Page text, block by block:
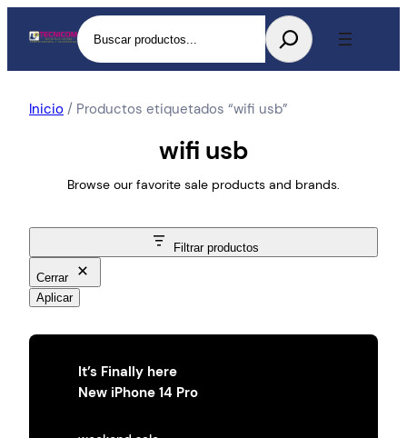
Buscar
Inicio / Productos etiquetados “wifi usb”
wifi usb
Browse our favorite sale products and brands.
Filtrar productos
Cerrar
Aplicar
It’s Finally here
New iPhone 14 Pro